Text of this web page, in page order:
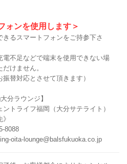
ォンを使用します＞
きるスマートフォンをご持参下さ
不足などで端末を使用できない場
けません。
振替対応とさせて頂きます）
分ラウンジ】
ントライフ福岡（大分サテライト）
8088
oita-lounge@balsfukuoka.co.jp